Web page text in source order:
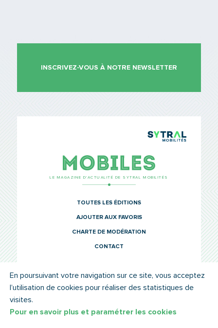
INSCRIVEZ-VOUS À NOTRE NEWSLETTER
LE MAGAZINE D’ACTUALITÉ DE SYTRAL MOBILITÉS
TOUTES LES ÉDITIONS
AJOUTER AUX FAVORIS
CHARTE DE MODÉRATION
CONTACT
© SYTRAL MOBILITÉS 2022 MENTIONS LÉGALES
En poursuivant votre navigation sur ce site, vous acceptez
l’utilisation de cookies pour réaliser des statistiques de
visites.
Pour en savoir plus et paramétrer les cookies